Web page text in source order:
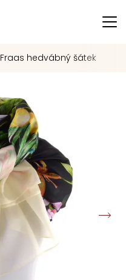
Fraas hedvábný šátek